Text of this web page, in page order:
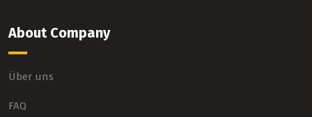
About Company
Über uns
FAQ